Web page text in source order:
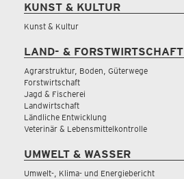
KUNST & KULTUR
Kunst & Kultur
LAND- & FORSTWIRTSCHAFT
Agrarstruktur, Boden, Güterwege
Forstwirtschaft
Jagd & Fischerei
Landwirtschaft
Ländliche Entwicklung
Veterinär & Lebensmittelkontrolle
UMWELT & WASSER
Umwelt-, Klima- und Energiebericht